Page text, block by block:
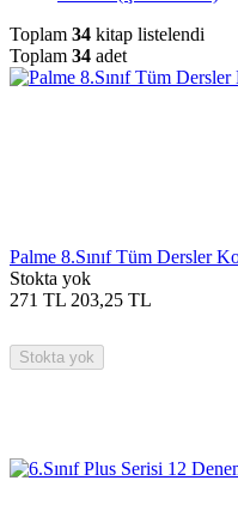
Toplam 34 kitap listelendi
Toplam 34 adet
Palme 8.Sınıf Tüm Dersler
Stokta yok
271 TL 203,25 TL
Stokta yok